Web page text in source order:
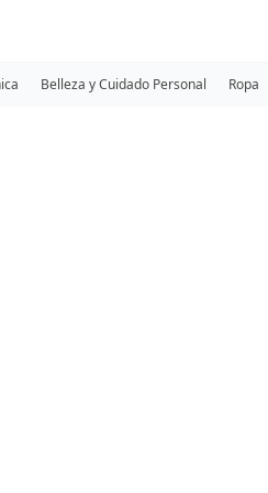
Belleza y Cuidado Personal Ropa